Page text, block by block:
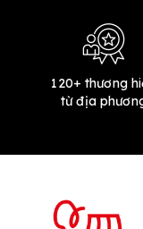
120+ thương
từ địa